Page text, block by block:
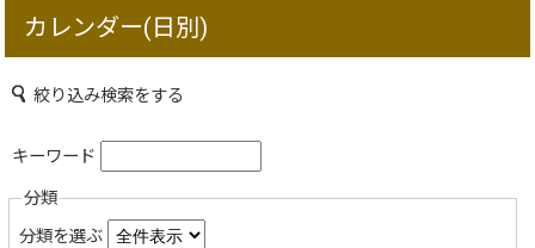
カレンダー(日別)
絞り込み検索をする
キーワード
分類
分類を選ぶ